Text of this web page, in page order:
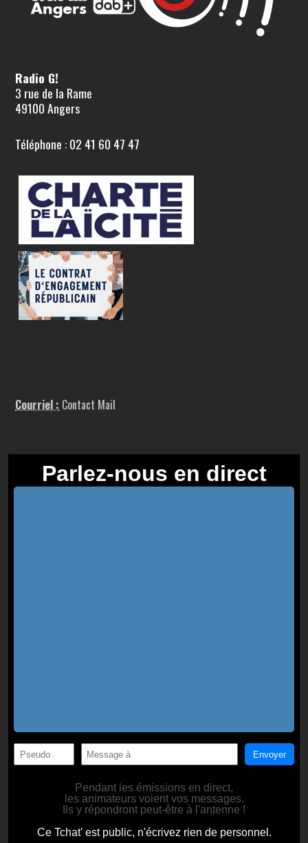
Radio G!
3 rue de la Rame
49100 Angers
Téléphone : 02 41 60 47 47
Courriel : Contact Mail